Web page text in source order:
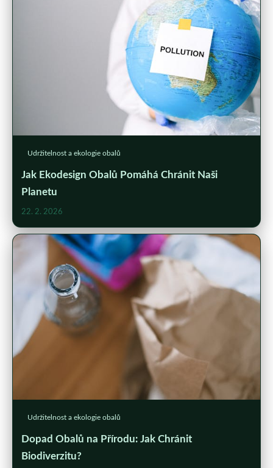
Udržitelnost a ekologie obalů
Jak Ekodesign Obalů Pomáhá Chránit Naši
Planetu
22. 2. 2026
Udržitelnost a ekologie obalů
Dopad Obalů na Přírodu: Jak Chránit
Biodiverzitu?